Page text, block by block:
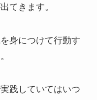
てきます。
身につけて行動す
践していてはいつ